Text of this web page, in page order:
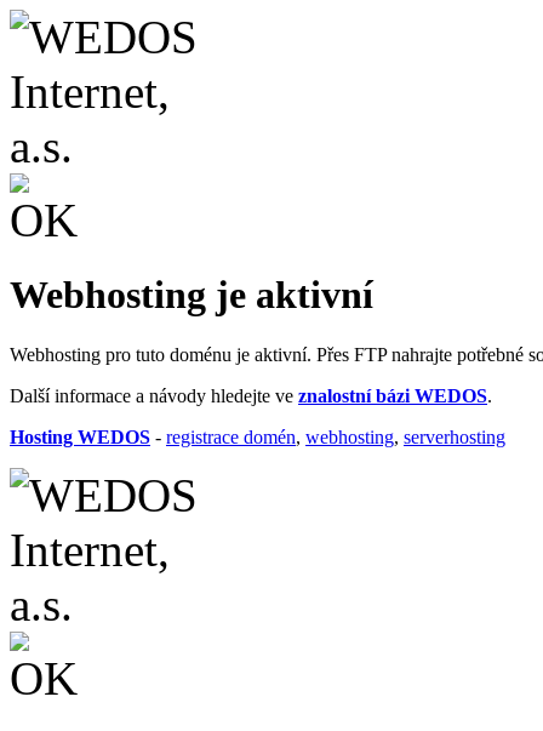
Webhosting je aktivní
Webhosting pro tuto doménu je aktivní. Přes FTP nahrajte potřebné
Další informace a návody hledejte ve znalostní bázi WEDOS.
Hosting WEDOS - registrace domén, webhosting, serverhosting